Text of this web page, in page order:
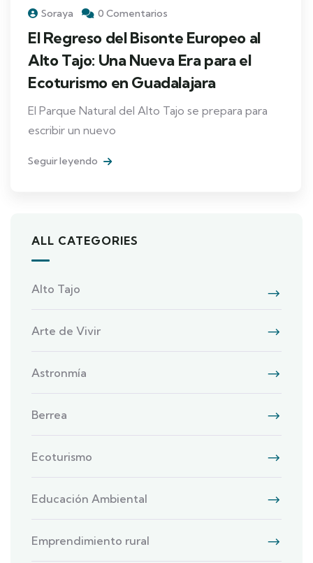
Soraya 0 Comentarios
El Regreso del Bisonte Europeo al
Alto Tajo: Una Nueva Era para el
Ecoturismo en Guadalajara
El Parque Natural del Alto Tajo se prepara para
escribir un nuevo
Seguir leyendo
ALL CATEGORIES
Alto Tajo
Arte de Vivir
Astronmía
Berrea
Ecoturismo
Educación Ambiental
Emprendimiento rural